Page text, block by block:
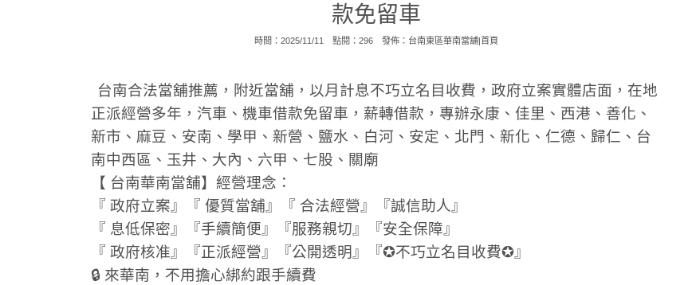
款免留車
時間：2025/11/11 點閱：296 發佈： 台南東區華南當舖|首頁
台南合法當舖推薦，附近當舖，以月計息不巧立名目收費，政府立案實體店面，在地
正派經營多年，汽車、機車借款免留車，薪轉借款，專辦永康、佳里、西港、善化、
新市、麻豆、安南、學甲、新營、鹽水、白河、安定、北門、新化、仁德、歸仁、台
南中西區、玉井、大內、六甲、七股、關廟
【 台南華南當舖】經營理念：
『 政府立案』『 優質當舖』『 合法經營』『誠信助人』
『 息低保密』『手續簡便』『服務親切』『安全保障』
『 政府核准』『正派經營』『公開透明』『✪不巧立名目收費✪』
🔒 來華南，不用擔心綁約跟手續費